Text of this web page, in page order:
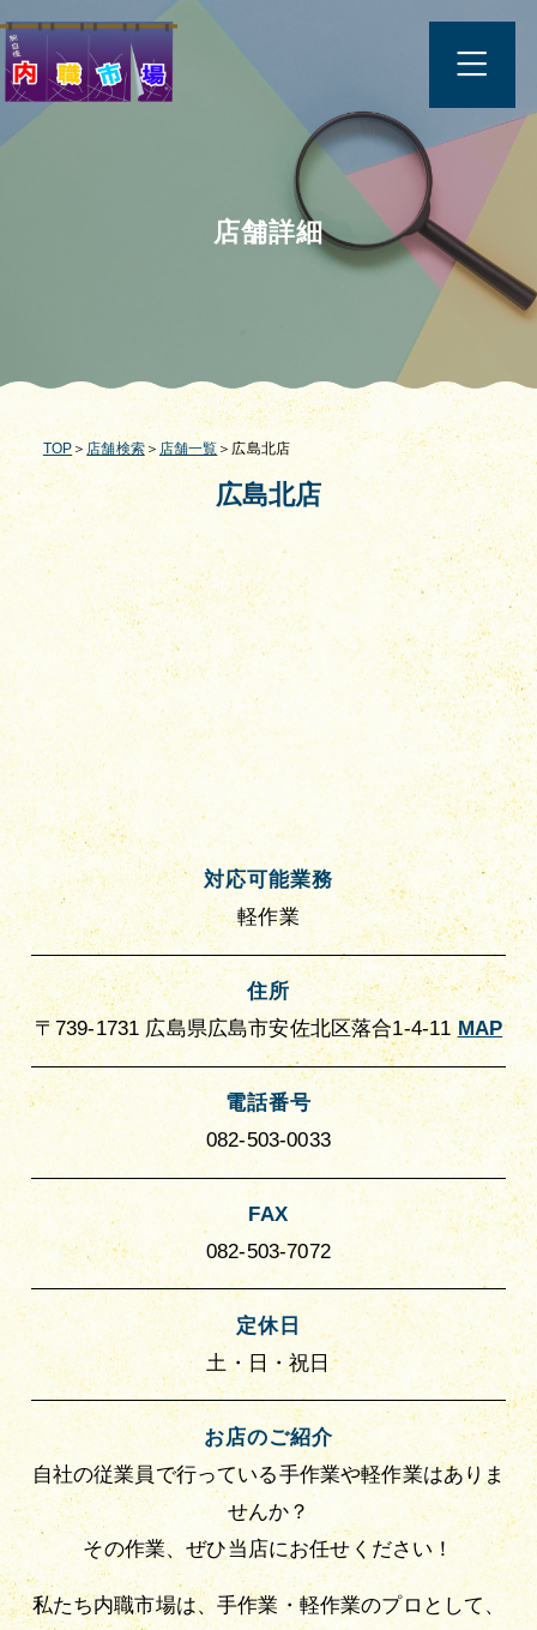
店舗詳細
TOP ＞ 店舗検索＞ 店舗一覧 ＞広島北店
広島北店
対応可能業務
軽作業
住所
〒739-1731 広島県広島市安佐北区落合1-4-11MAP
電話番号
082‐503-0033
FAX
082‐503‐7072
定休日
土・日・祝日
お店のご紹介
自社の従業員で行っている手作業や軽作業はありま
せんか？
その作業、ぜひ当店にお任せください！
私たち内職市場は、手作業・軽作業のプロとして、